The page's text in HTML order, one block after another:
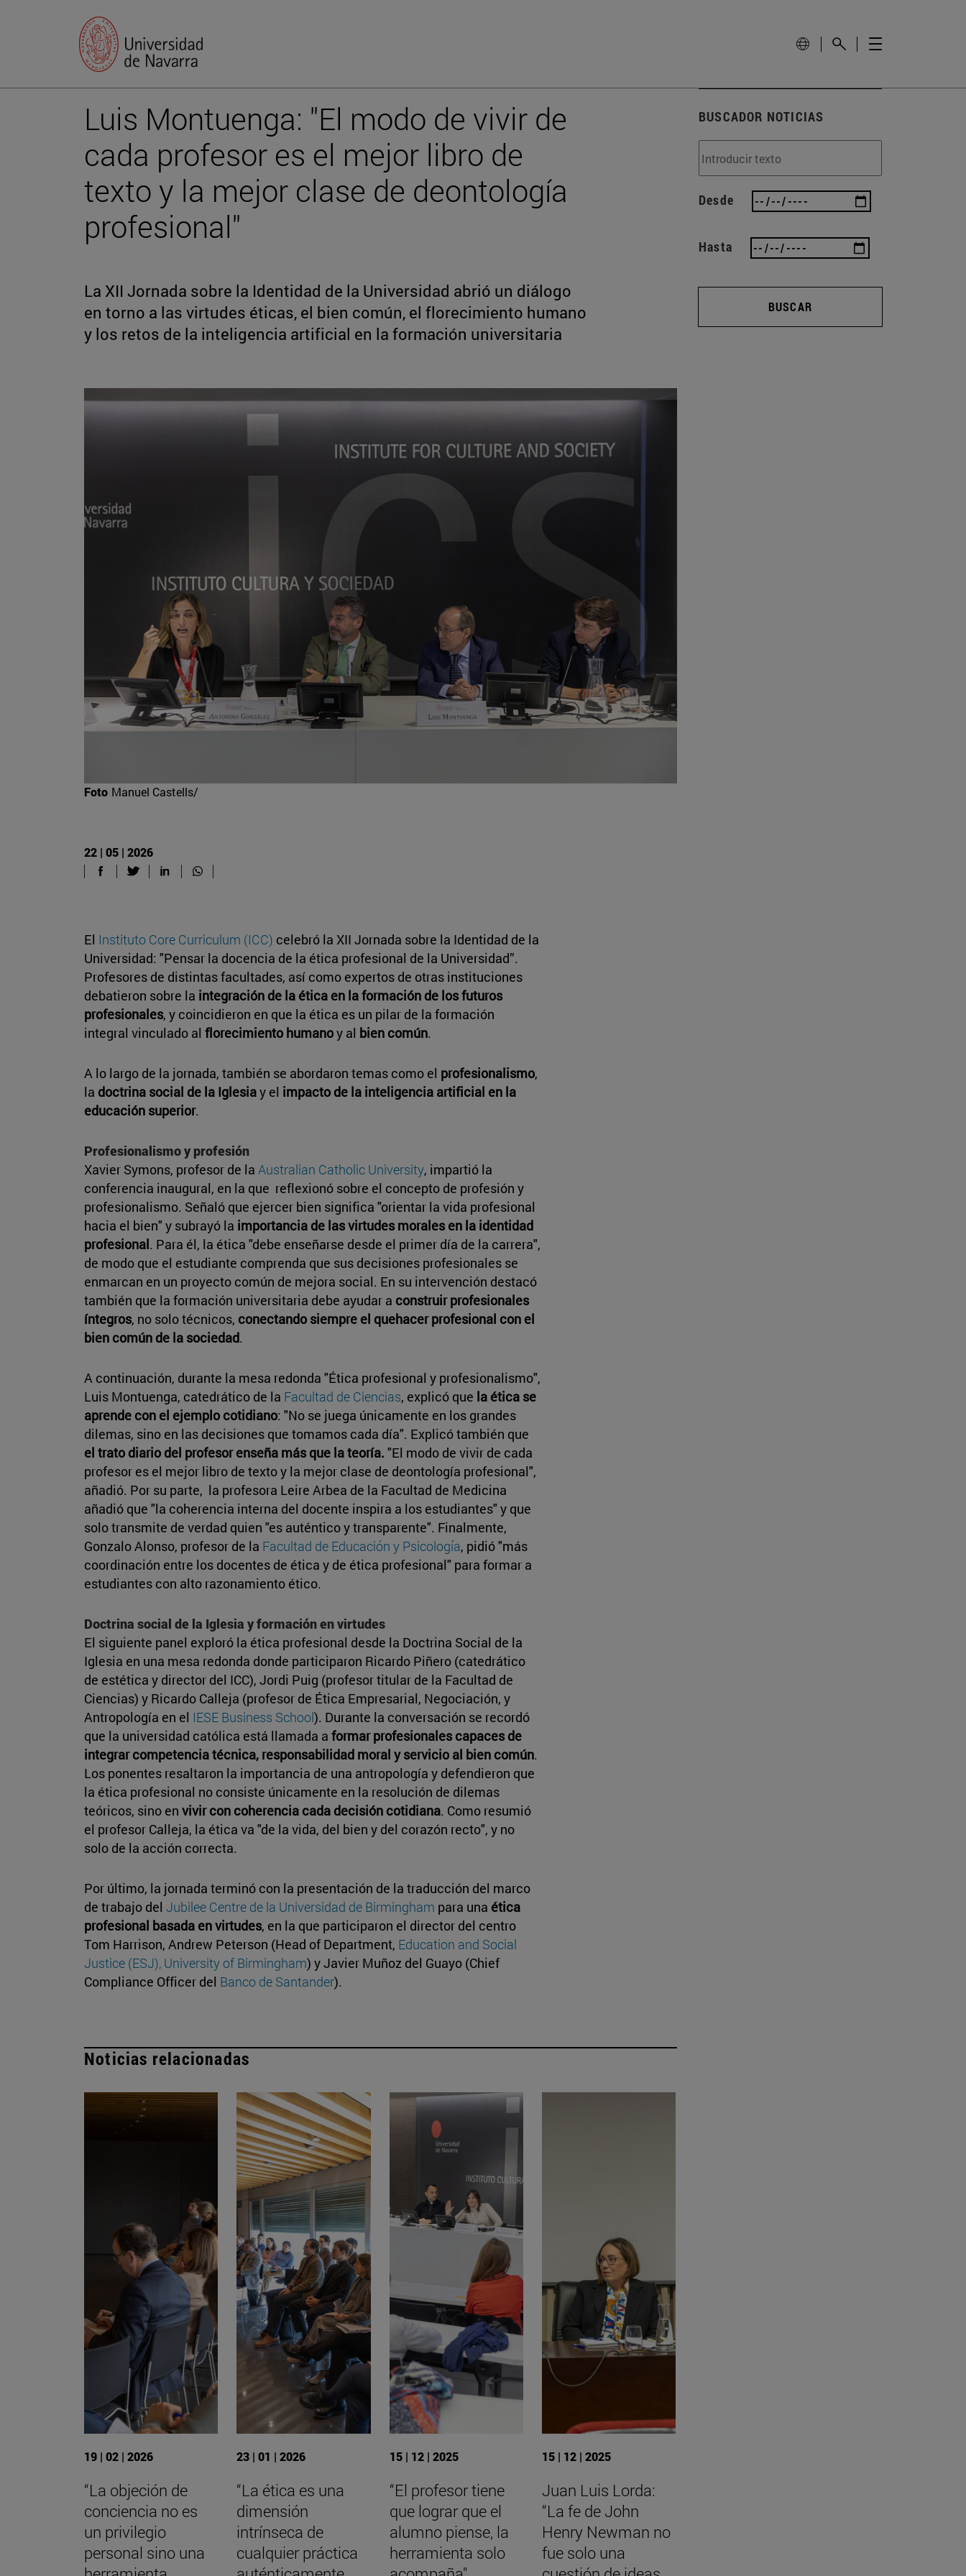
Luis Montuenga: "El modo de vivir de
cada profesor es el mejor libro de
texto y la mejor clase de deontología
profesional"
La XII Jornada sobre la Identidad de la Universidad abrió un diálogo
en torno a las virtudes éticas, el bien común, el florecimiento humano
y los retos de la inteligencia artificial en la formación universitaria
Foto Manuel Castells/
22 | 05 | 2026
El Instituto Core Curriculum (ICC) celebró la XII Jornada sobre la Identidad de la
Universidad: "Pensar la docencia de la ética profesional de la Universidad”.
Profesores de distintas facultades, así como expertos de otras instituciones
debatieron sobre la integración de la ética en la formación de los futuros
profesionales, y coincidieron en que la ética es un pilar de la formación
integral vinculado al florecimiento humanoy al bien común.
A lo largo de la jornada, también se abordaron temas como el profesionalismo,
la doctrina social de la Iglesiay el impacto de la inteligencia artificial en la
educación superior.
Profesionalismo y profesión
Xavier Symons, profesor de la Australian Catholic University, impartió la
conferencia inaugural, en la que reflexionó sobre el concepto de profesión y
profesionalismo. Señaló que ejercer bien significa "orientar la vida profesional
hacia el bien" y subrayó la importancia de las virtudes morales en la identidad
profesional. Para él, la ética "debe enseñarse desde el primer día de la carrera",
de modo que el estudiante comprenda que sus decisiones profesionales se
enmarcan en un proyecto común de mejora social. En su intervención destacó
también que la formación universitaria debe ayudar a construir profesionales
íntegros, no solo técnicos, conectando siempre el quehacer profesional con el
bien común de la sociedad.
A continuación, durante la mesa redonda "Ética profesional y profesionalismo",
Luis Montuenga, catedrático de la Facultad de Ciencias, explicó que la ética se
aprende con el ejemplo cotidiano: "No se juega únicamente en los grandes
dilemas, sino en las decisiones que tomamos cada día". Explicó también que
el trato diario del profesor enseña más que la teoría. "El modo de vivir de cada
profesor es el mejor libro de texto y la mejor clase de deontología profesional",
añadió. Por su parte, la profesora Leire Arbea de la Facultad de Medicina
añadió que "la coherencia interna del docente inspira a los estudiantes" y que
solo transmite de verdad quien "es auténtico y transparente". Finalmente,
Gonzalo Alonso, profesor de la Facultad de Educación y Psicología, pidió "más
coordinación entre los docentes de ética y de ética profesional" para formar a
estudiantes con alto razonamiento ético.
Doctrina social de la Iglesia y formación en virtudes
El siguiente panel exploró la ética profesional desde la Doctrina Social de la
Iglesia en una mesa redonda donde participaron Ricardo Piñero (catedrático
de estética y director del ICC), Jordi Puig (profesor titular de la Facultad de
Ciencias) y Ricardo Calleja (profesor de Ética Empresarial, Negociación, y
Antropología en el IESE Business School). Durante la conversación se recordó
que la universidad católica está llamada a formar profesionales capaces de
integrar competencia técnica, responsabilidad moral y servicio al bien común.
Los ponentes resaltaron la importancia de una antropología y defendieron que
la ética profesional no consiste únicamente en la resolución de dilemas
teóricos, sino en vivir con coherencia cada decisión cotidiana. Como resumió
el profesor Calleja, la ética va "de la vida, del bien y del corazón recto", y no
solo de la acción correcta.
Por último, la jornada terminó con la presentación de la traducción del marco
de trabajo del Jubilee Centre de la Universidad de Birmingham para una ética
profesional basada en virtudes, en la que participaron el director del centro
Tom Harrison, Andrew Peterson (Head of Department, Education and Social
Justice (ESJ), University of Birmingham) y Javier Muñoz del Guayo (Chief
Compliance Officer del Banco de Santander).
Noticias relacionadas
19 | 02 | 2026
“La objeción de
conciencia no es
un privilegio
personal sino una
23 | 01 | 2026
“La ética es una
dimensión
intrínseca de
cualquier práctica
15 | 12 | 2025
“El profesor tiene
que lograr que el
alumno piense, la
herramienta solo
15 | 12 | 2025
Juan Luis Lorda:
“La fe de John
Henry Newman no
fue solo una
BUSCADOR NOTICIAS
Desde
Hasta
BUSCAR